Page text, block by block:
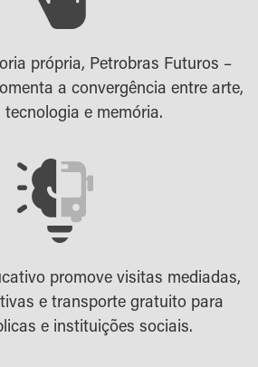
própria, Petrobras Futuros –
a convergência entre arte,
tecnologia e memória.
promove visitas mediadas,
e transporte gratuito para
e instituições sociais.